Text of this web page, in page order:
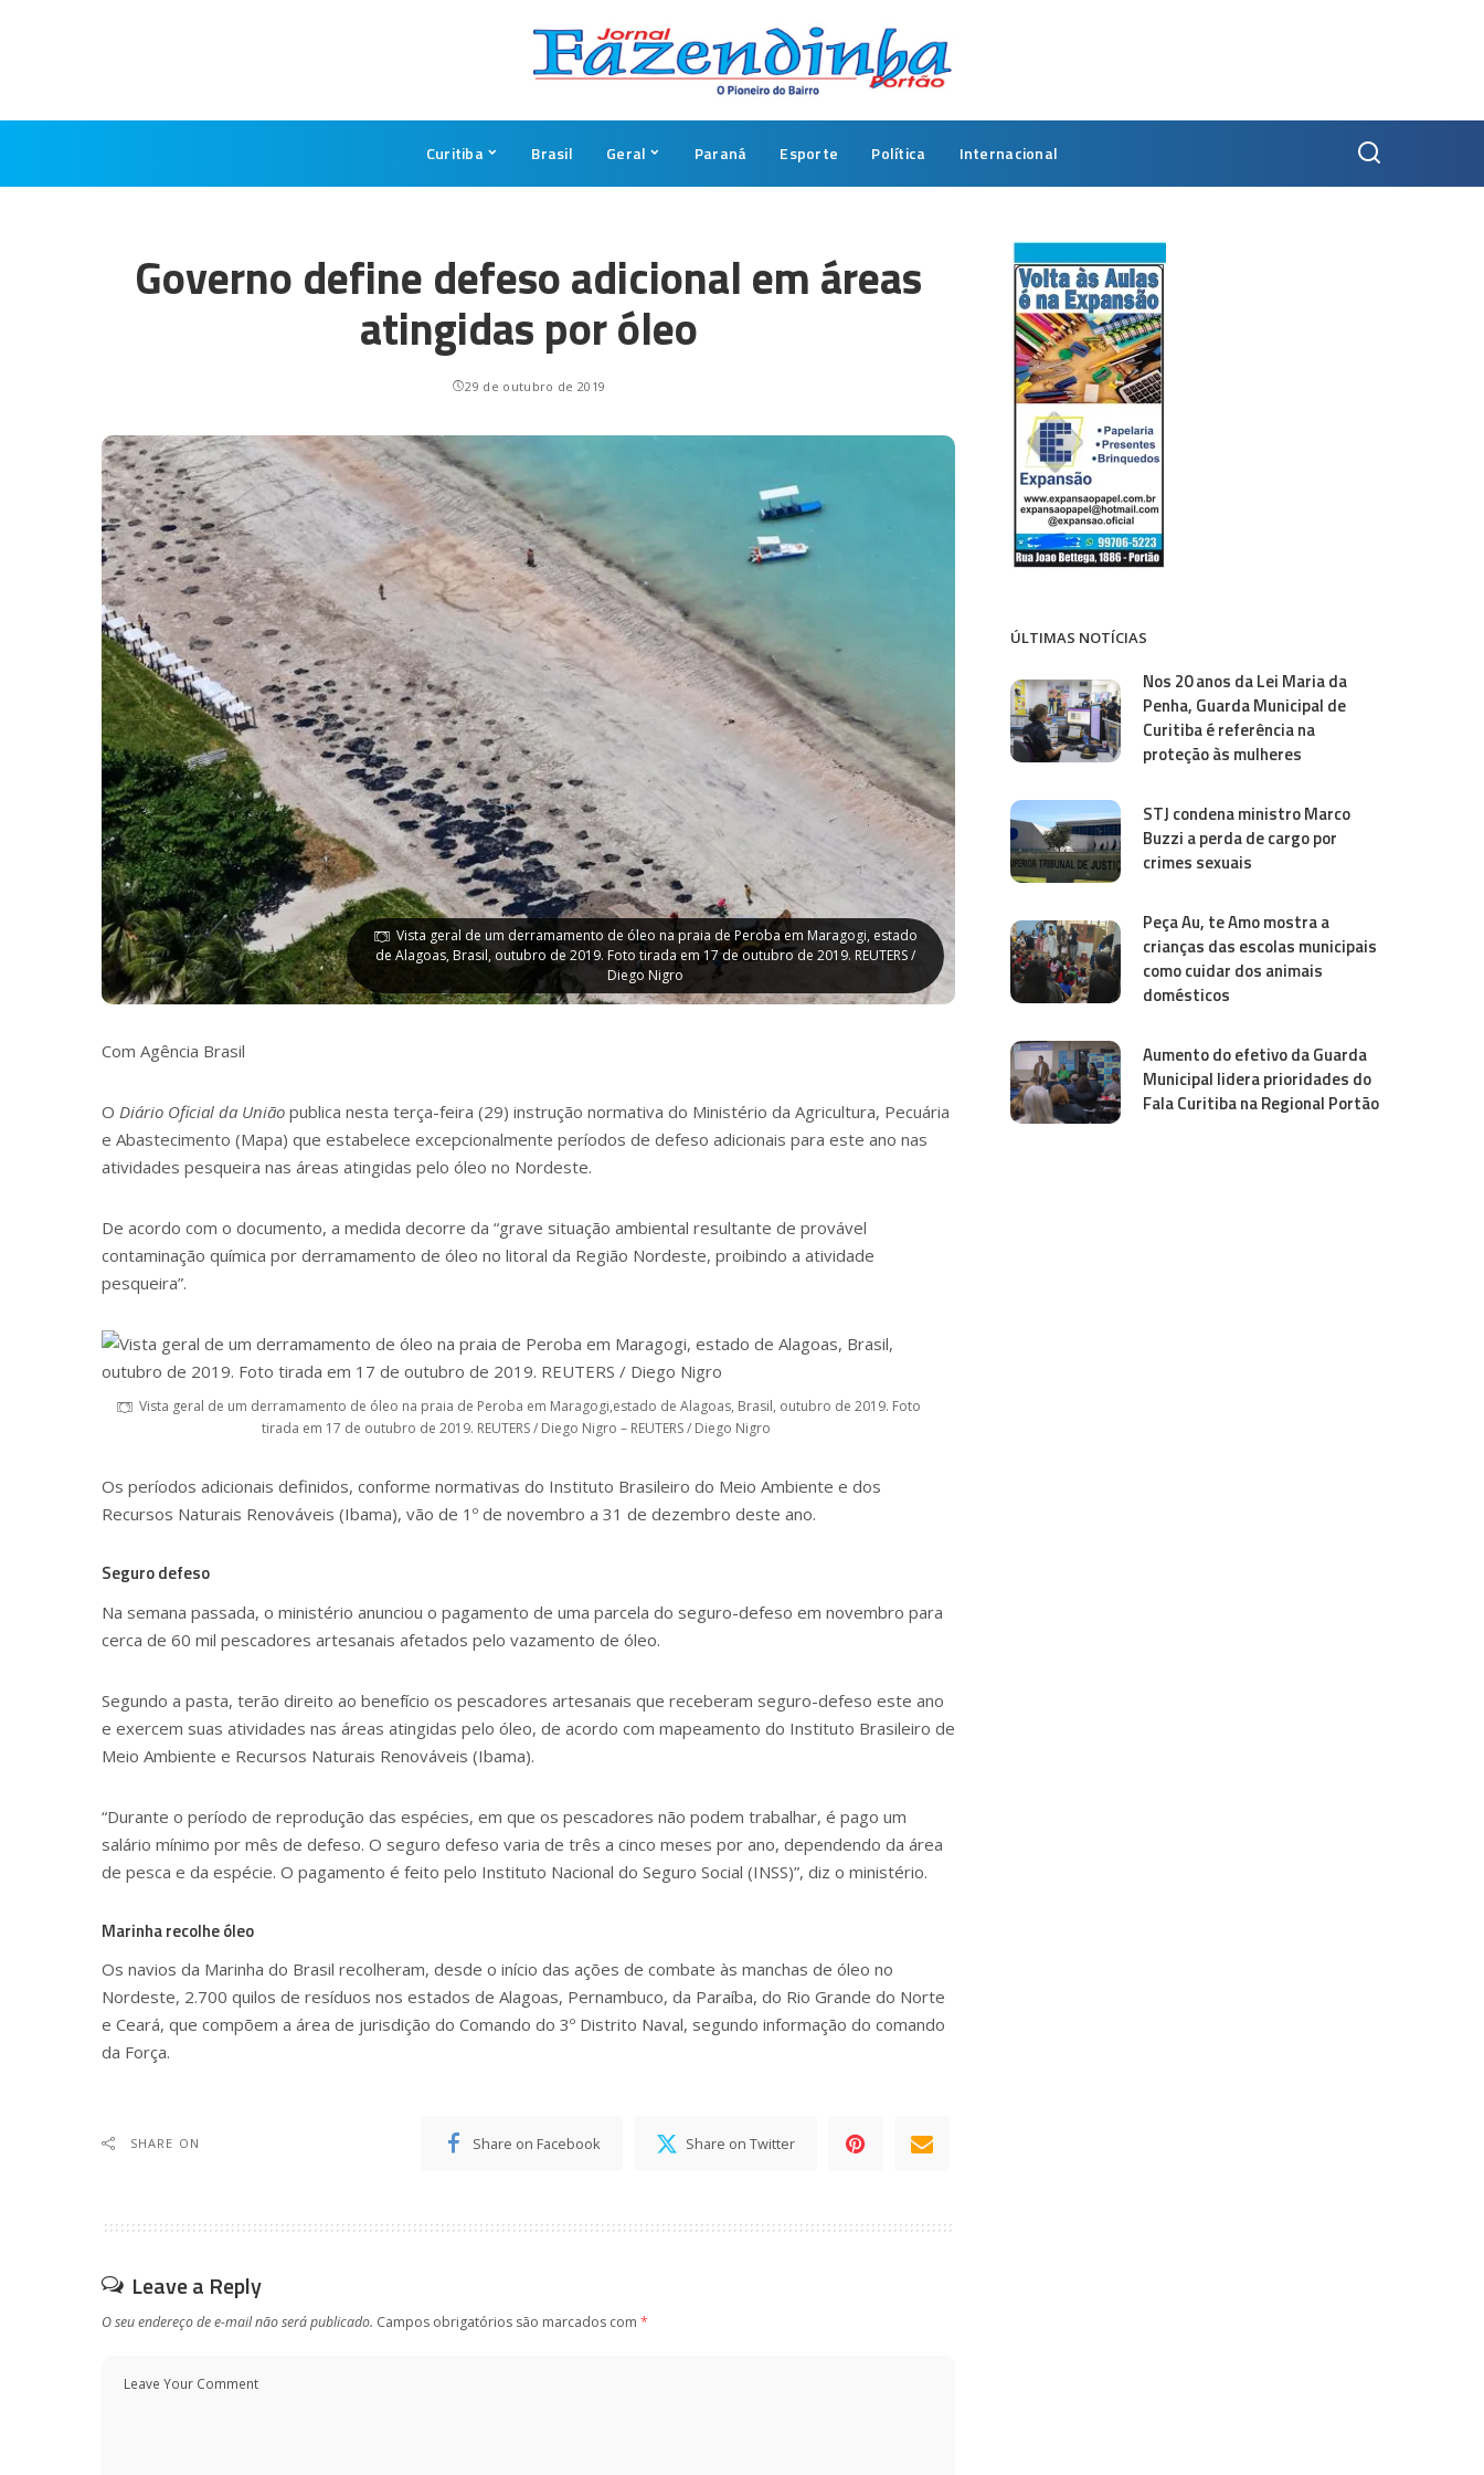
Curitiba Brasil Geral Paraná Esporte Política Internacional
Governo define defeso adicional em áreas
atingidas por óleo
29 de outubro de 2019
Vista geral de um derramamento de óleo na praia de Peroba em Maragogi, estado
de Alagoas, Brasil, outubro de 2019. Foto tirada em 17 de outubro de 2019. REUTERS /
Diego Nigro
Com Agência Brasil
O Diário Oficial da União publica nesta terça-feira (29) instrução normativa do Ministério da Agricultura, Pecuária
e Abastecimento (Mapa) que estabelece excepcionalmente períodos de defeso adicionais para este ano nas
atividades pesqueira nas áreas atingidas pelo óleo no Nordeste.
De acordo com o documento, a medida decorre da “grave situação ambiental resultante de provável
contaminação química por derramamento de óleo no litoral da Região Nordeste, proibindo a atividade
pesqueira”.
Vista geral de um derramamento de óleo na praia de Peroba em Maragogi,estado de Alagoas, Brasil, outubro de 2019. Foto
tirada em 17 de outubro de 2019. REUTERS / Diego Nigro – REUTERS / Diego Nigro
Os períodos adicionais definidos, conforme normativas do Instituto Brasileiro do Meio Ambiente e dos
Recursos Naturais Renováveis (Ibama), vão de 1º de novembro a 31 de dezembro deste ano.
Seguro defeso
Na semana passada, o ministério anunciou o pagamento de uma parcela do seguro-defeso em novembro para
cerca de 60 mil pescadores artesanais afetados pelo vazamento de óleo.
Segundo a pasta, terão direito ao benefício os pescadores artesanais que receberam seguro-defeso este ano
e exercem suas atividades nas áreas atingidas pelo óleo, de acordo com mapeamento do Instituto Brasileiro de
Meio Ambiente e Recursos Naturais Renováveis (Ibama).
“Durante o período de reprodução das espécies, em que os pescadores não podem trabalhar, é pago um
salário mínimo por mês de defeso. O seguro defeso varia de três a cinco meses por ano, dependendo da área
de pesca e da espécie. O pagamento é feito pelo Instituto Nacional do Seguro Social (INSS)”, diz o ministério.
Marinha recolhe óleo
Os navios da Marinha do Brasil recolheram, desde o início das ações de combate às manchas de óleo no
Nordeste, 2.700 quilos de resíduos nos estados de Alagoas, Pernambuco, da Paraíba, do Rio Grande do Norte
e Ceará, que compõem a área de jurisdição do Comando do 3º Distrito Naval, segundo informação do comando
da Força.
SHARE ON Share on Facebook Share on Twitter
Leave a Reply
O seu endereço de e-mail não será publicado. Campos obrigatórios são marcados com *
ÚLTIMAS NOTÍCIAS
Nos 20 anos da Lei Maria da
Penha, Guarda Municipal de
Curitiba é referência na
proteção às mulheres
STJ condena ministro Marco
Buzzi a perda de cargo por
crimes sexuais
Peça Au, te Amo mostra a
crianças das escolas municipais
como cuidar dos animais
domésticos
Aumento do efetivo da Guarda
Municipal lidera prioridades do
Fala Curitiba na Regional Portão